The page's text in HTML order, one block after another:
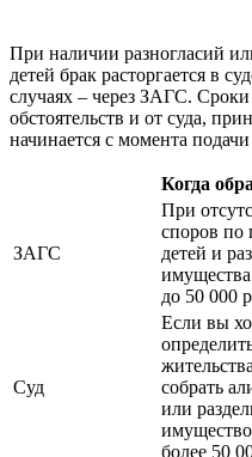
При наличии разногласий
детей брак расторгается в
случаях – через ЗАГС.
обстоятельств и от суда,
начинается с момента подачи
Когда
ЗАГС
При
споров по
детей и
до 50 000
Суд
Если вы
собрать
или
более 50